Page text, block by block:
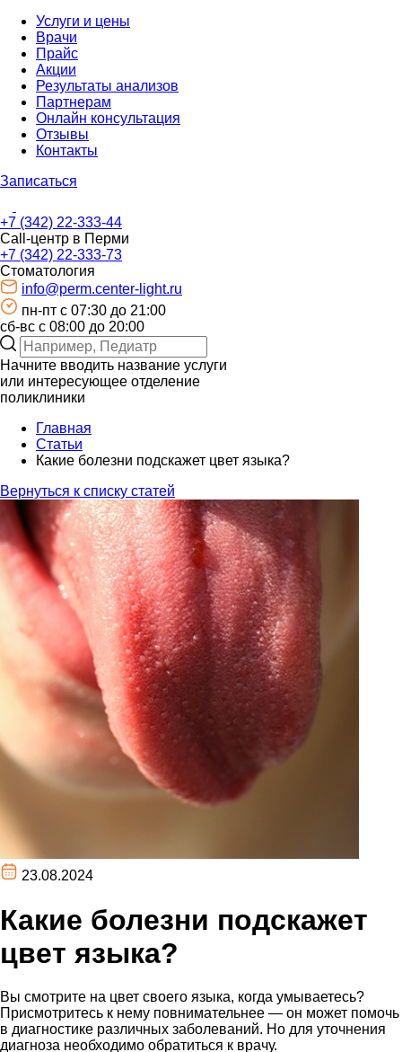
Услуги и цены
Врачи
Прайс
Акции
Результаты анализов
Партнерам
Онлайн консультация
Отзывы
Контакты
Записаться
+7 (342) 22-333-44
Call-центр в Перми
+7 (342) 22-333-73
Стоматология
info@perm.center-light.ru
пн-пт c 07:30 до 21:00
сб-вс с 08:00 до 20:00
Начните вводить название услуги
или интересующее отделение
поликлиники
Главная
Статьи
Какие болезни подскажет цвет языка?
Вернуться к списку статей
23.08.2024
Какие болезни подскажет
цвет языка?
Вы смотрите на цвет своего языка, когда умываетесь?
Присмотритесь к нему повнимательнее — он может помочь
в диагностике различных заболеваний. Но для уточнения
диагноза необходимо обратиться к врачу.